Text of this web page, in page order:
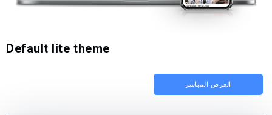
Default lite theme
العرض المباشر